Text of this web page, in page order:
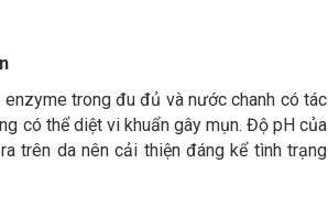
trong đu đủ và nước chanh có tác
có thể diệt vi khuẩn gây mụn. Độ pH của
trên da nên cải thiện đáng kể tình trạng